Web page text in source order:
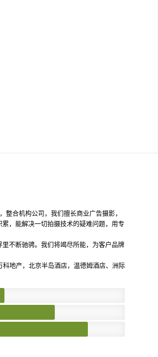
合机构公司，我们擅长商业广告摄影，
，能解决一切拍摄技术的疑难问题，用专
不断驰骋。我们将竭尽所能，为客户品牌
地产，北京半岛酒店，温德姆酒店、洲际